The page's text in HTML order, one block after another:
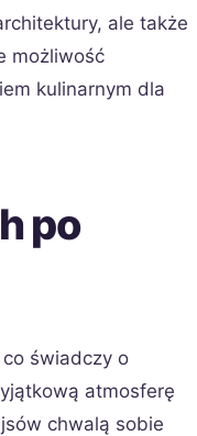
ale także
możliwość
kulinarnym dla
po
świadczy o
atmosferę
chwalą sobie